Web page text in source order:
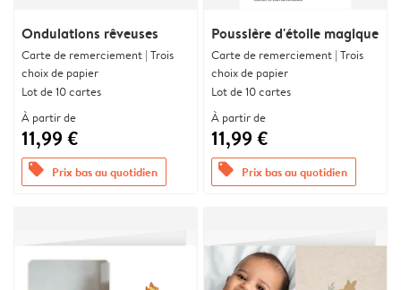
Ondulations rêveuses
Carte de remerciement | Trois
choix de papier
Lot de 10 cartes
À partir de
11,99 €
offers Prix bas au quotidien
Poussière d'étoile magique
Carte de remerciement | Trois
choix de papier
Lot de 10 cartes
À partir de
11,99 €
offers Prix bas au quotidien